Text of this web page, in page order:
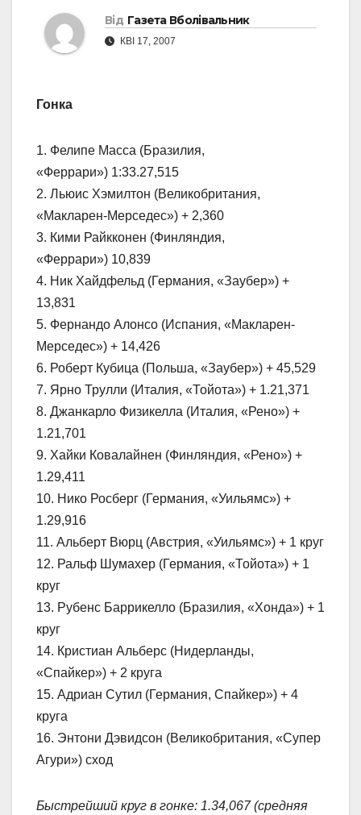
Від Газета Вболівальник
КВІ 17, 2007
Гонка
1. Фелипе Масса (Бразилия,
«Феррари») 1:33.27,515
2. Льюис Хэмилтон (Великобритания,
«Макларен-Мерседес») + 2,360
3. Кими Райкконен (Финляндия,
«Феррари») 10,839
4. Ник Хайдфельд (Германия, «Заубер») +
13,831
5. Фернандо Алонсо (Испания, «Макларен-
Мерседес») + 14,426
6. Роберт Кубица (Польша, «Заубер») + 45,529
7. Ярно Трулли (Италия, «Тойота») + 1.21,371
8. Джанкарло Физикелла (Италия, «Рено») +
1.21,701
9. Хайки Ковалайнен (Финляндия, «Рено») +
1.29,411
10. Нико Росберг (Германия, «Уильямс») +
1.29,916
11. Альберт Вюрц (Австрия, «Уильямс») + 1 круг
12. Ральф Шумахер (Германия, «Тойота») + 1
круг
13. Рубенс Баррикелло (Бразилия, «Хонда») + 1
круг
14. Кристиан Альберс (Нидерланды,
«Спайкер») + 2 круга
15. Адриан Сутил (Германия, Спайкер») + 4
круга
16. Энтони Дэвидсон (Великобритания, «Супер
Агури») сход
Быстрейший круг в гонке: 1.34,067 (средняя